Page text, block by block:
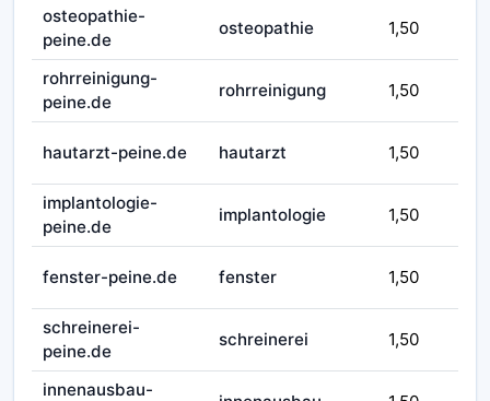
osteopathie-
peine.de
osteopathie 1,50
rohrreinigung-
peine.de
rohrreinigung 1,50
hautarzt-peine.de hautarzt 1,50
implantologie-
peine.de
implantologie 1,50
fenster-peine.de fenster 1,50
schreinerei-
peine.de
schreinerei 1,50
innenausbau-